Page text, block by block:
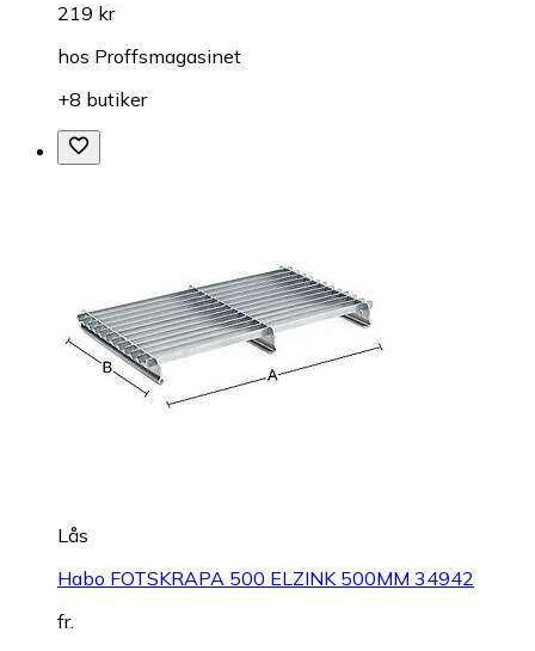
219 kr
hos Proffsmagasinet
+8 butiker
Lås
Habo FOTSKRAPA 500 ELZINK 500MM 34942
fr.